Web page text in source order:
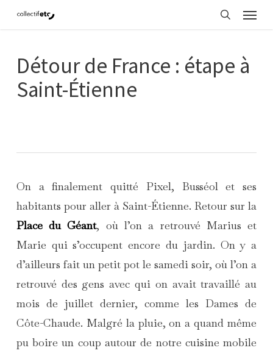
content
Menu
Détour de France : étape à
Saint-Étienne
On a finalement quitté Pixel, Busséol et ses
habitants pour aller à Saint-Étienne. Retour sur la
Place du Géant, où l’on a retrouvé Marius et
Marie qui s’occupent encore du jardin. On y a
d’ailleurs fait un petit pot le samedi soir, où l’on a
retrouvé des gens avec qui on avait travaillé au
mois de juillet dernier, comme les Dames de
Côte-Chaude. Malgré la pluie, on a quand même
pu boire un coup autour de notre cuisine mobile